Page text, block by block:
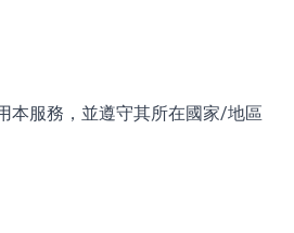
本服務，並遵守其所在國家/地區